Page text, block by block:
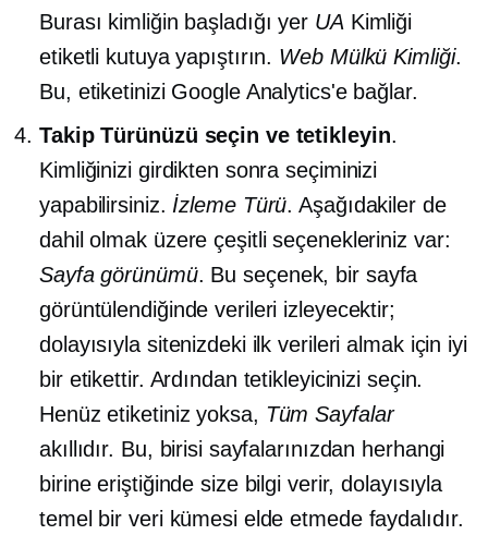
Burası kimliğin başladığı yer UA Kimliği
etiketli kutuya yapıştırın. Web Mülkü Kimliği.
Bu, etiketinizi Google Analytics'e bağlar.
Takip Türünüzü seçin ve tetikleyin.
Kimliğinizi girdikten sonra seçiminizi
yapabilirsiniz. İzleme Türü. Aşağıdakiler de
dahil olmak üzere çeşitli seçenekleriniz var:
Sayfa görünümü. Bu seçenek, bir sayfa
görüntülendiğinde verileri izleyecektir;
dolayısıyla sitenizdeki ilk verileri almak için iyi
bir etikettir. Ardından tetikleyicinizi seçin.
Henüz etiketiniz yoksa, Tüm Sayfalar
akıllıdır. Bu, birisi sayfalarınızdan herhangi
birine eriştiğinde size bilgi verir, dolayısıyla
temel bir veri kümesi elde etmede faydalıdır.